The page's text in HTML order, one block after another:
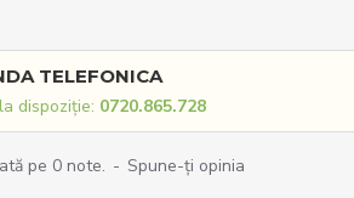
TELEFONICA
dispoziție: 0720.865.728
pe 0 note. - Spune-ţi opinia